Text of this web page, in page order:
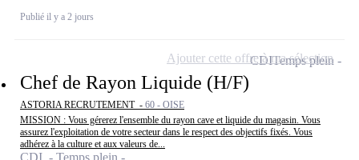
Publié il y a 2 jours
Chef de Rayon Liquide (H/F)
ASTORIA RECRUTEMENT - 60 - OISE
MISSION : Vous gérerez l'ensemble du rayon cave et liquide du magasin. Vous
assurez l'exploitation de votre secteur dans le respect des objectifs fixés. Vous
adhérez à la culture et aux valeurs de...
CDI - Temps plein
CDITemps plein
Ajouter cette offre à ma sélection